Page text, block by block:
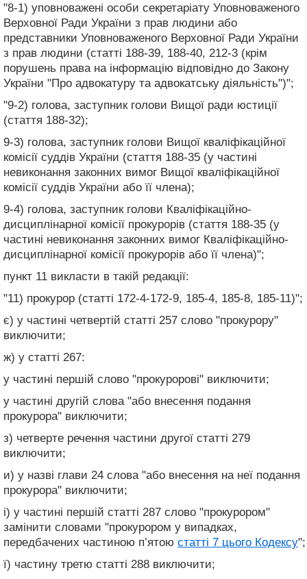
"8-1) уповноважені особи секретаріату Уповноваженого
Верховної Ради України з прав людини або
представники Уповноваженого Верховної Ради України
з прав людини (статті 188-39, 188-40, 212-3 (крім
порушень права на інформацію відповідно до Закону
України "Про адвокатуру та адвокатську діяльність")";
"9-2) голова, заступник голови Вищої ради юстиції
(стаття 188-32);
9-3) голова, заступник голови Вищої кваліфікаційної
комісії суддів України (стаття 188-35 (у частині
невиконання законних вимог Вищої кваліфікаційної
комісії суддів України або її члена);
9-4) голова, заступник голови Кваліфікаційно-
дисциплінарної комісії прокурорів (стаття 188-35 (у
частині невиконання законних вимог Кваліфікаційно-
дисциплінарної комісії прокурорів або її члена)";
пункт 11 викласти в такій редакції:
"11) прокурор (статті 172-4-172-9, 185-4, 185-8, 185-11)";
є) у частині четвертій статті 257 слово "прокурору"
виключити;
ж) у статті 267:
у частині першій слово "прокуророві" виключити;
у частині другій слова "або внесення подання
прокурора" виключити;
з) четверте речення частини другої статті 279
виключити;
и) у назві глави 24 слова "або внесення на неї подання
прокурора" виключити;
і) у частині першій статті 287 слово "прокурором"
замінити словами "прокурором у випадках,
передбачених частиною п’ятою статті 7 цього Кодексу";
ї) частину третю статті 288 виключити;